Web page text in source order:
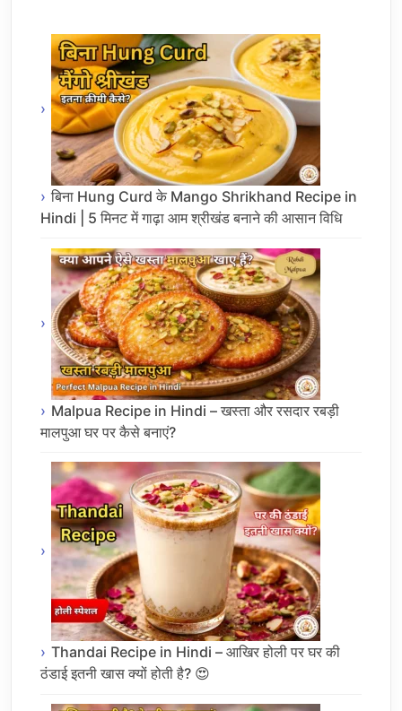
बिना Hung Curd के Mango Shrikhand Recipe in
Hindi | 5 मिनट में गाढ़ा आम श्रीखंड बनाने की आसान विधि
Malpua Recipe in Hindi – खस्ता और रसदार रबड़ी
मालपुआ घर पर कैसे बनाएं?
Thandai Recipe in Hindi – आखिर होली पर घर की
ठंडाई इतनी खास क्यों होती है? 😍